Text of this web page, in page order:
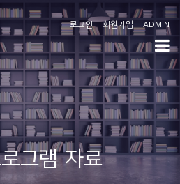
로그인 회원가입 ADMIN
그램 자료